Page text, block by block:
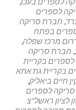
לספרים
, חברת סריקה
בפתח
מרכז שפלה,
, חברת סריקה
בקריית
בקריית גת אתא
חיים ביאליק,
לספרים
לציון ראשל"צ